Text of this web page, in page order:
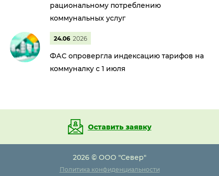
рациональному потреблению
коммунальных услуг
24.06 2026
ФАС опровергла индексацию тарифов на
коммуналку с 1 июля
Оставить заявку
2026 © ООО "Север"
Политика конфиденциальности